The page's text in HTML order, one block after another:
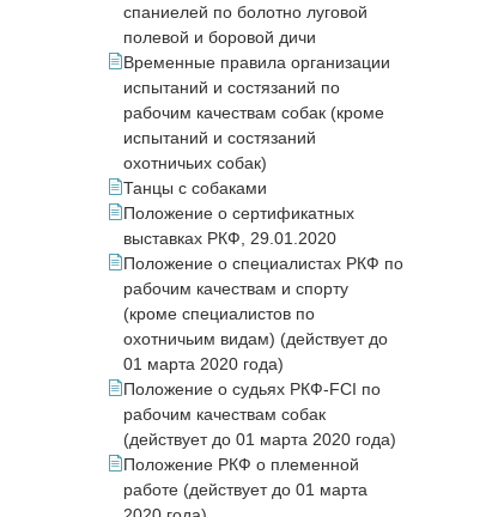
спаниелей по болотно луговой
полевой и боровой дичи
Временные правила организации
испытаний и состязаний по
рабочим качествам собак (кроме
испытаний и состязаний
охотничьих собак)
Танцы с собаками
Положение о сертификатных
выставках РКФ, 29.01.2020
Положение о специалистах РКФ по
рабочим качествам и спорту
(кроме специалистов по
охотничьим видам) (действует до
01 марта 2020 года)
Положение о судьях РКФ-FCI по
рабочим качествам собак
(действует до 01 марта 2020 года)
Положение РКФ о племенной
работе (действует до 01 марта